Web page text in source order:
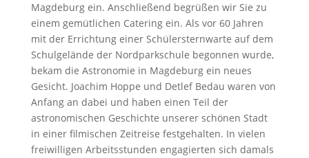
Magdeburg ein. Anschließend begrüßen wir Sie zu
einem gemütlichen Catering ein. Als vor 60 Jahren
mit der Errichtung einer Schülersternwarte auf dem
Schulgelände der Nordparkschule begonnen wurde,
bekam die Astronomie in Magdeburg ein neues
Gesicht. Joachim Hoppe und Detlef Bedau waren von
Anfang an dabei und haben einen Teil der
astronomischen Geschichte unserer schönen Stadt
in einer filmischen Zeitreise festgehalten. In vielen
freiwilligen Arbeitsstunden engagierten sich damals